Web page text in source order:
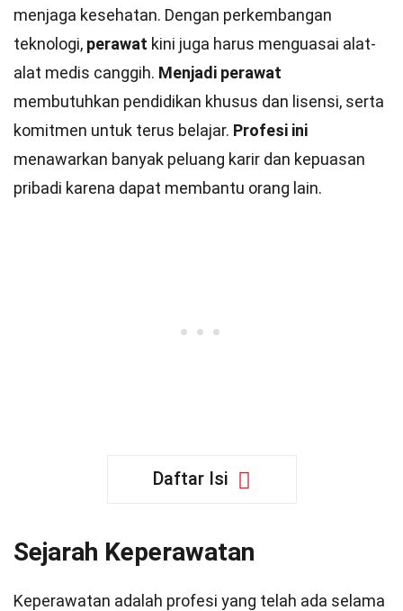
menjaga kesehatan. Dengan perkembangan
teknologi, perawat kini juga harus menguasai alat-
alat medis canggih. Menjadi perawat
membutuhkan pendidikan khusus dan lisensi, serta
komitmen untuk terus belajar. Profesi ini
menawarkan banyak peluang karir dan kepuasan
pribadi karena dapat membantu orang lain.
Daftar Isi
Sejarah Keperawatan
Keperawatan adalah profesi yang telah ada selama